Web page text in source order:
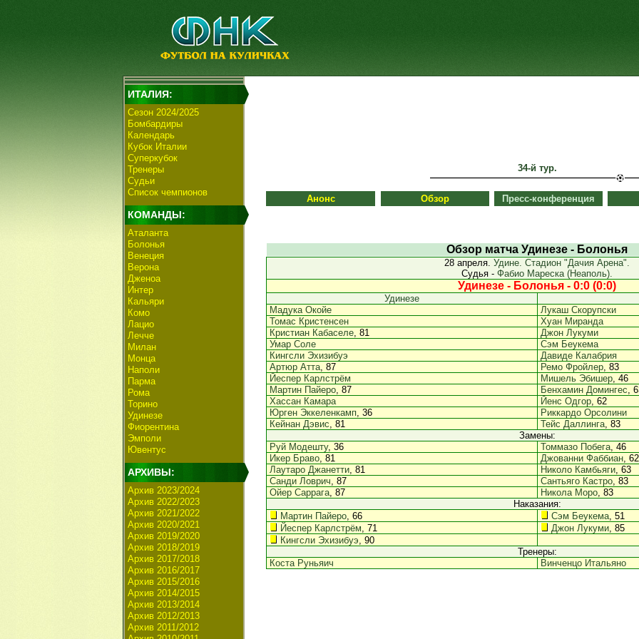
ИТАЛИЯ:
Сезон 2024/2025
Бомбардиры
Календарь
Кубок Италии
Суперкубок
Тренеры
Судьи
Список чемпионов
КОМАНДЫ:
Аталанта
Болонья
Венеция
Верона
Дженоа
Интер
Кальяри
Комо
Лацио
Лечче
Милан
Монца
Наполи
Парма
Рома
Торино
Удинезе
Фиорентина
Эмполи
Ювентус
АРХИВЫ:
Архив 2023/2024
Архив 2022/2023
Архив 2021/2022
Архив 2020/2021
Архив 2019/2020
Архив 2018/2019
Архив 2017/2018
Архив 2016/2017
Архив 2015/2016
Архив 2014/2015
Архив 2013/2014
Архив 2012/2013
Архив 2011/2012
34-й тур.
Анонс Обзор Пресс-конференция
Обзор матча Удинезе - Болонья
28 апреля. Удине. Стадион "Дачия Арена".
Судья - Фабио Мареска (Неаполь).
Удинезе - Болонья - 0:0 (0:0)
Удинезе
Мадука Окойе
Лукаш Скорупски
Томас Кристенсен
Хуан Миранда
Кристиан Кабаселе, 81
Джон Лукуми
Умар Соле
Сэм Беукема
Кингсли Эхизибуэ
Давиде Калабрия
Артюр Атта, 87 Ремо Фройлер, 83
Йеспер Карлстрём
Мишель Эбишер, 46
Мартин Пайеро, 87 Бенхамин Домингес,
Хассан Камара
Йенс Одгор, 62
Юрген Эккеленкамп, 36
Риккардо Орсолини
Кейнан Дэвис, 81 Тейс Даллинга, 83
Замены:
Руй Модешту, 36 Томмазо Побега, 46
Икер Браво, 81 Джованни Фаббиан, 62
Лаутаро Джанетти, 81 Николо Камбьяги, 63
Санди Ловрич, 87 Сантьяго Кастро, 83
Ойер Саррага, 87 Никола Моро, 83
Наказания:
Мартин Пайеро, 66 Сэм Беукема, 51
Йеспер Карлстрём, 71 Джон Лукуми, 85
Кингсли Эхизибуэ, 90
Тренеры:
Коста Руньяич
Винченцо Итальяно